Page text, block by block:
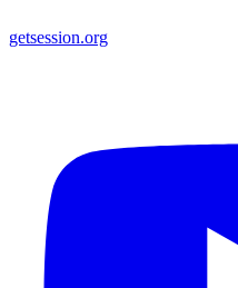
getsession.org